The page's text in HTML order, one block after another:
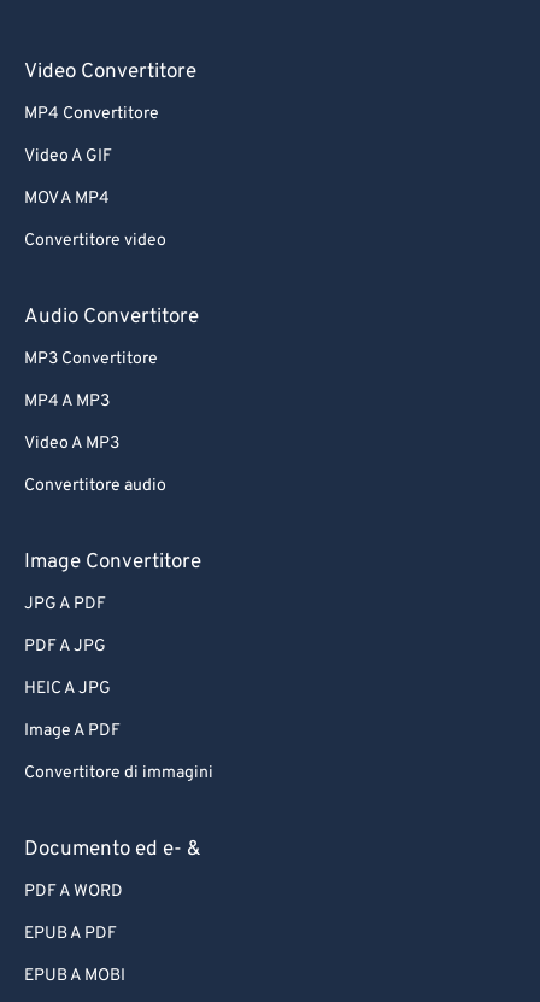
Video Convertitore
MP4 Convertitore
Video A GIF
MOV A MP4
Convertitore video
Audio Convertitore
MP3 Convertitore
MP4 A MP3
Video A MP3
Convertitore audio
Image Convertitore
JPG A PDF
PDF A JPG
HEIC A JPG
Image A PDF
Convertitore di immagini
Documento ed e- &
PDF A WORD
EPUB A PDF
EPUB A MOBI